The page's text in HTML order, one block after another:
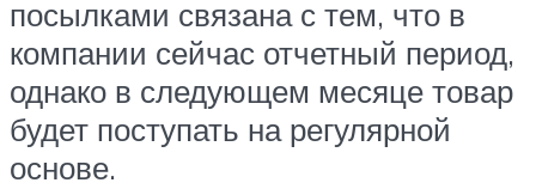
посылками связана с тем, что в
компании сейчас отчетный период,
однако в следующем месяце товар
будет поступать на регулярной
основе.